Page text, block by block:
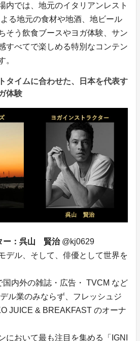
内では、地元のイタリアンレスト
る地元の食材や地酒、地ビール
そう飲食ブースやヨガ体験、サン
すべてで楽しめる特別なコンテン
。
タイムに合わせた、日本を代表す
体験
ー：呉山 賢治@kj0629
デル、そして、俳優として世界を
国内外の雑誌・広告・ TVCM など
ル業のみならず、フレッシュジ
JUICE & BREAKFAST のオーナ
において最も注目を集める「IGNI